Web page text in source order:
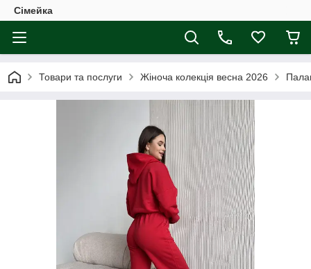
Сімейка
Товари та послуги Жіноча колекція весна 2026